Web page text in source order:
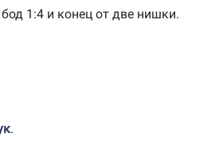
1:4 и конец от две нишки.
.